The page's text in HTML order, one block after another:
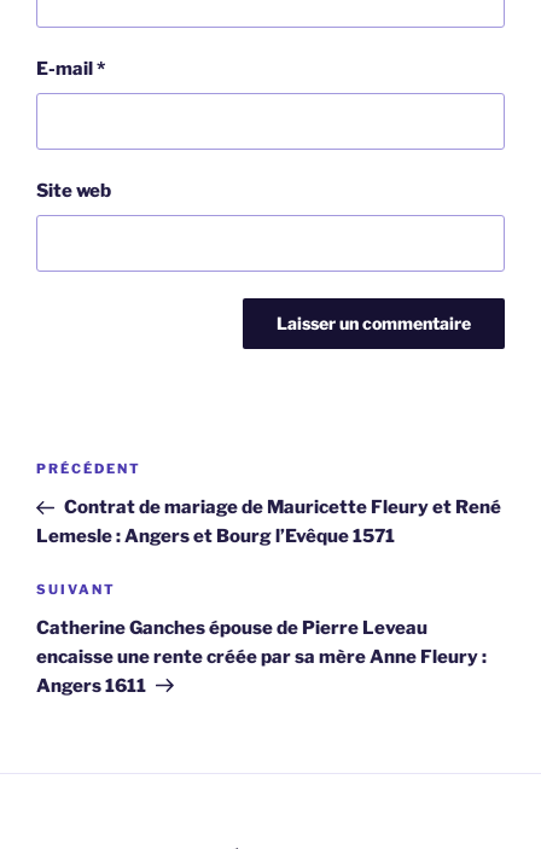
E-mail*
Site web
Navigation
l’article
Article
précédent
PRÉCÉDENT
Contrat de mariage de Mauricette Fleury et René
Lemesle : Angers et Bourg l’Evêque 1571
Article
suivant
SUIVANT
Catherine Ganches épouse de Pierre Leveau
encaisse une rente créée par sa mère Anne Fleury :
Angers 1611